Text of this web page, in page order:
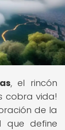
, el rincón
cobra vida!
de la
que define